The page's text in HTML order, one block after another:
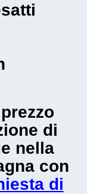
di
nella
con
di